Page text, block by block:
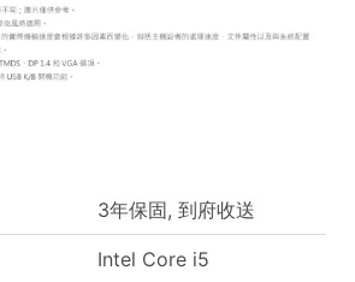
3年保固, 到府收送
Intel Core i5